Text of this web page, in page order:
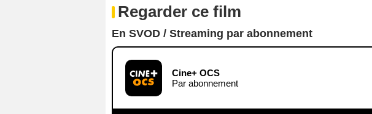
Regarder ce film
En SVOD / Streaming par abonnement
Cine+ OCS
Par abonnement